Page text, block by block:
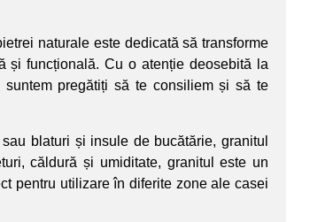
naturale este dedicată să transforme
și funcțională. Cu o atenție deosebită la
pregătiți să te consiliem și să te
blaturi și insule de bucătărie, granitul
căldură și umiditate, granitul este un
pentru utilizare în diferite zone ale casei